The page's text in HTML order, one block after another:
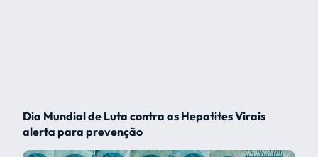
Dia Mundial de Luta contra as Hepatites Virais
alerta para prevenção